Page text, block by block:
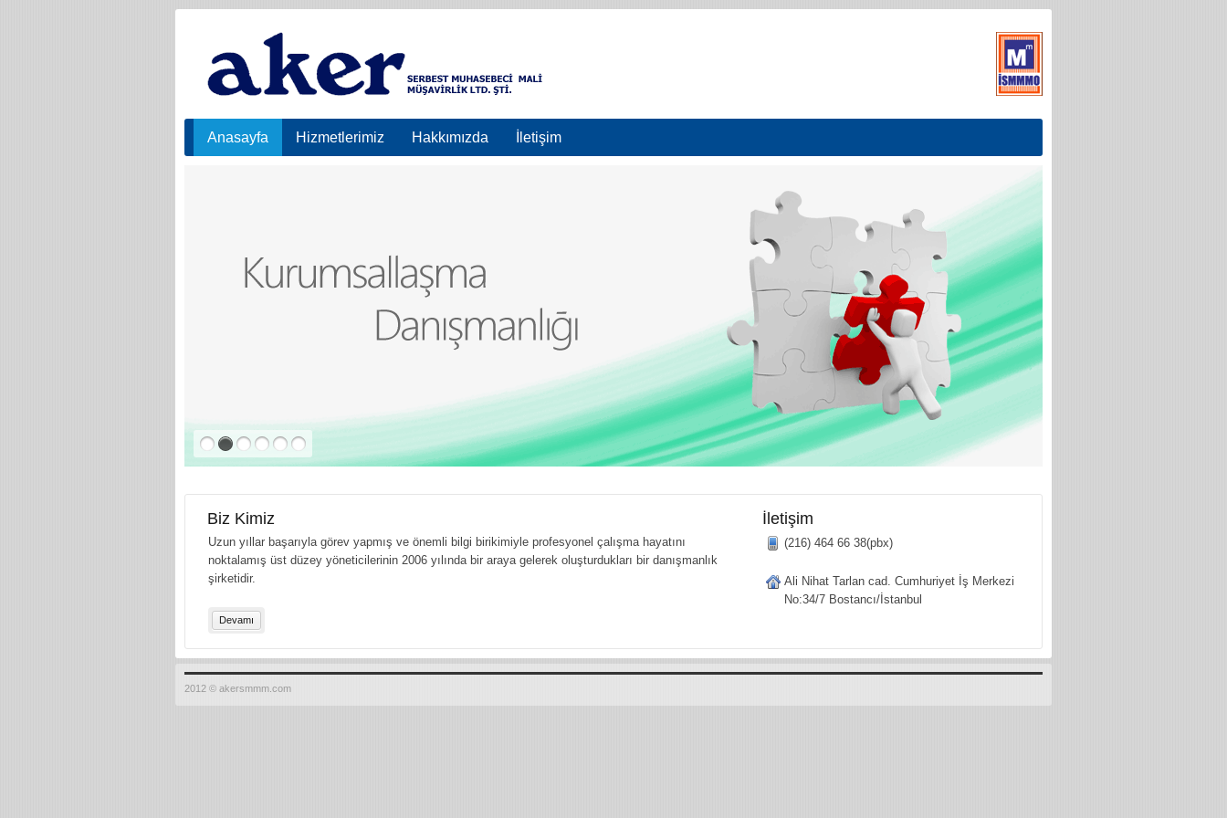
Anasayfa Hizmetlerimiz Hakkımızda İletişim
Biz Kimiz
Uzun yıllar başarıyla görev yapmış ve önemli bilgi birikimiyle profesyonel çalışma hayatını
noktalamış üst düzey yöneticilerinin 2006 yılında bir araya gelerek oluşturdukları bir danışmanlık
şirketidir.
Devamı
İletişim
(216) 464 66 38(pbx)
Ali Nihat Tarlan cad. Cumhuriyet İş Merkezi
No:34/7 Bostancı/İstanbul
2012 © akersmmm.com